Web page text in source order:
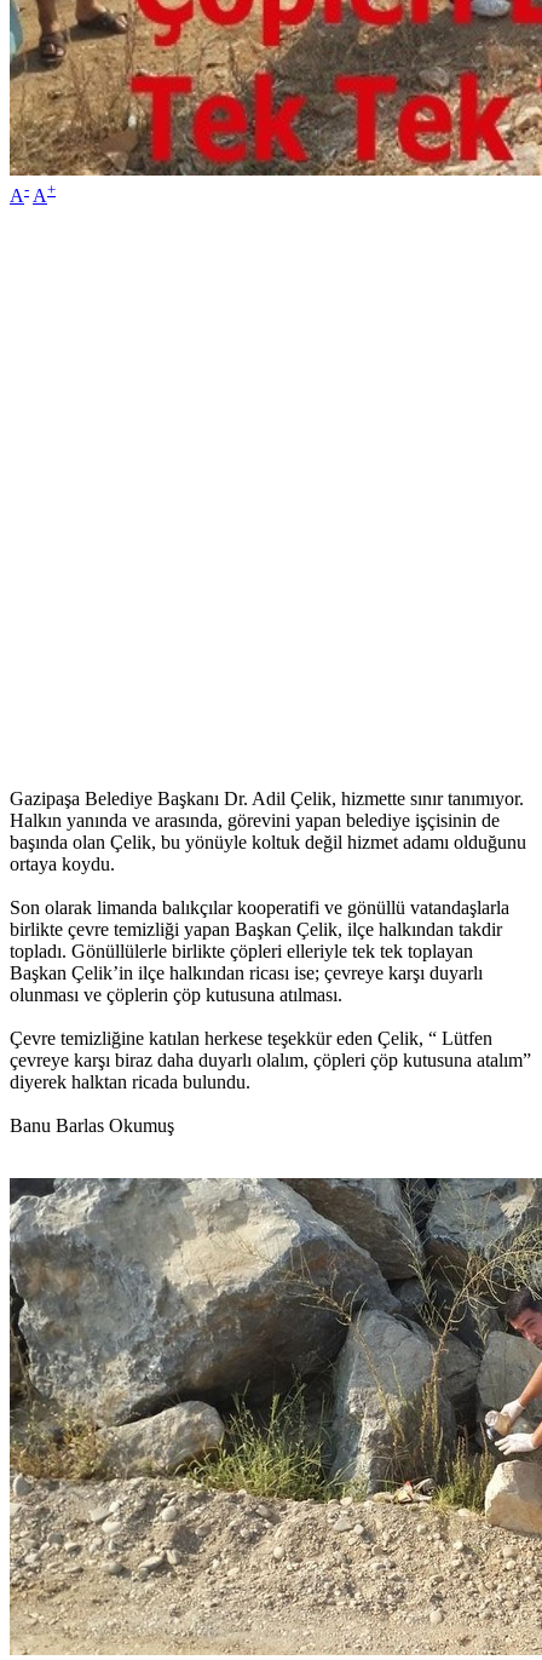
A- A+
Gazipaşa Belediye Başkanı Dr. Adil Çelik, hizmette sınır tanımıyor.
Halkın yanında ve arasında, görevini yapan belediye işçisinin de
başında olan Çelik, bu yönüyle koltuk değil hizmet adamı olduğunu
ortaya koydu.
Son olarak limanda balıkçılar kooperatifi ve gönüllü vatandaşlarla
birlikte çevre temizliği yapan Başkan Çelik, ilçe halkından takdir
topladı. Gönüllülerle birlikte çöpleri elleriyle tek tek toplayan
Başkan Çelik’in ilçe halkından ricası ise; çevreye karşı duyarlı
olunması ve çöplerin çöp kutusuna atılması.
Çevre temizliğine katılan herkese teşekkür eden Çelik, “ Lütfen
çevreye karşı biraz daha duyarlı olalım, çöpleri çöp kutusuna atalım”
diyerek halktan ricada bulundu.
Banu Barlas Okumuş